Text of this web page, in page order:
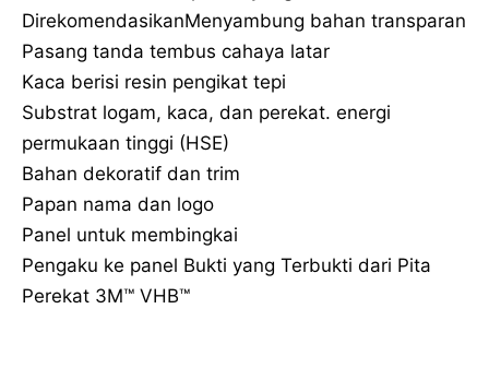
DirekomendasikanMenyambung bahan transparan
Pasang tanda tembus cahaya latar
Kaca berisi resin pengikat tepi
Substrat logam, kaca, dan perekat. energi
permukaan tinggi (HSE)
Bahan dekoratif dan trim
Papan nama dan logo
Panel untuk membingkai
Pengaku ke panel Bukti yang Terbukti dari Pita
Perekat 3M™ VHB™